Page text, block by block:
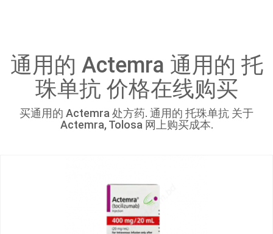
通用的 Actemra 通用的 托
珠单抗 价格在线购买
买通用的 Actemra 处方药. 通用的 托珠单抗 关于
Actemra, Tolosa 网上购买成本.